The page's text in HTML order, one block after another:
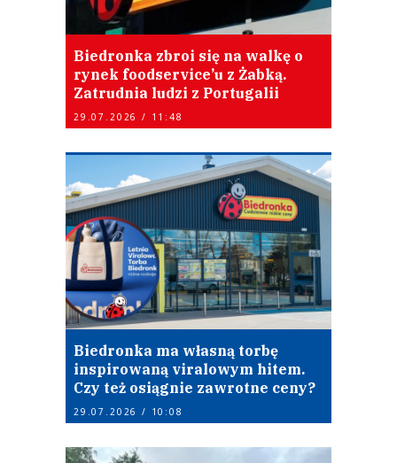
Biedronka zbroi się na walkę o
rynek foodservice’u z Żabką.
Zatrudnia ludzi z Portugalii
29.07.2026 / 11:48
Biedronka ma własną torbę
inspirowaną viralowym hitem.
Czy też osiągnie zawrotne ceny?
29.07.2026 / 10:08